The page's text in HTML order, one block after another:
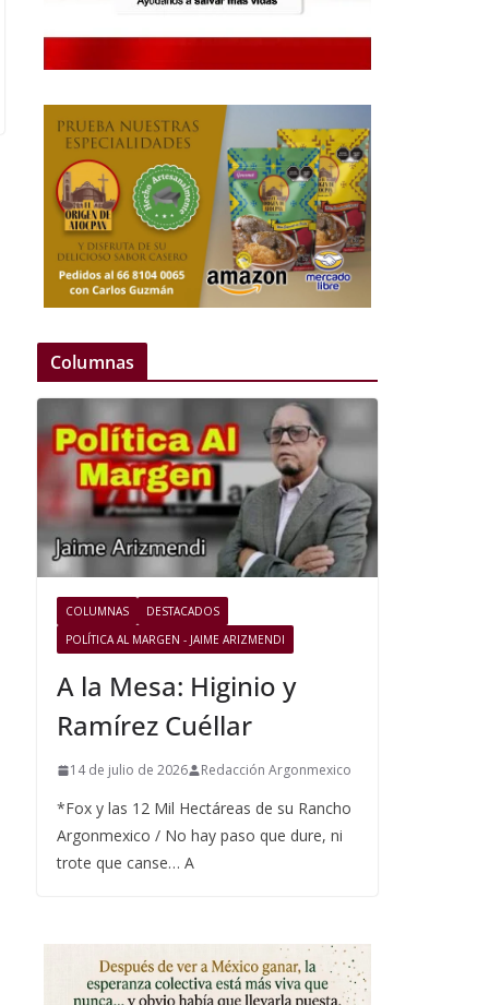
Columnas
COLUMNAS
DESTACADOS
POLÍTICA AL MARGEN - JAIME ARIZMENDI
A la Mesa: Higinio y
Ramírez Cuéllar
14 de julio de 2026 Redacción Argonmexico
*Fox y las 12 Mil Hectáreas de su Rancho
Argonmexico / No hay paso que dure, ni
trote que canse… A